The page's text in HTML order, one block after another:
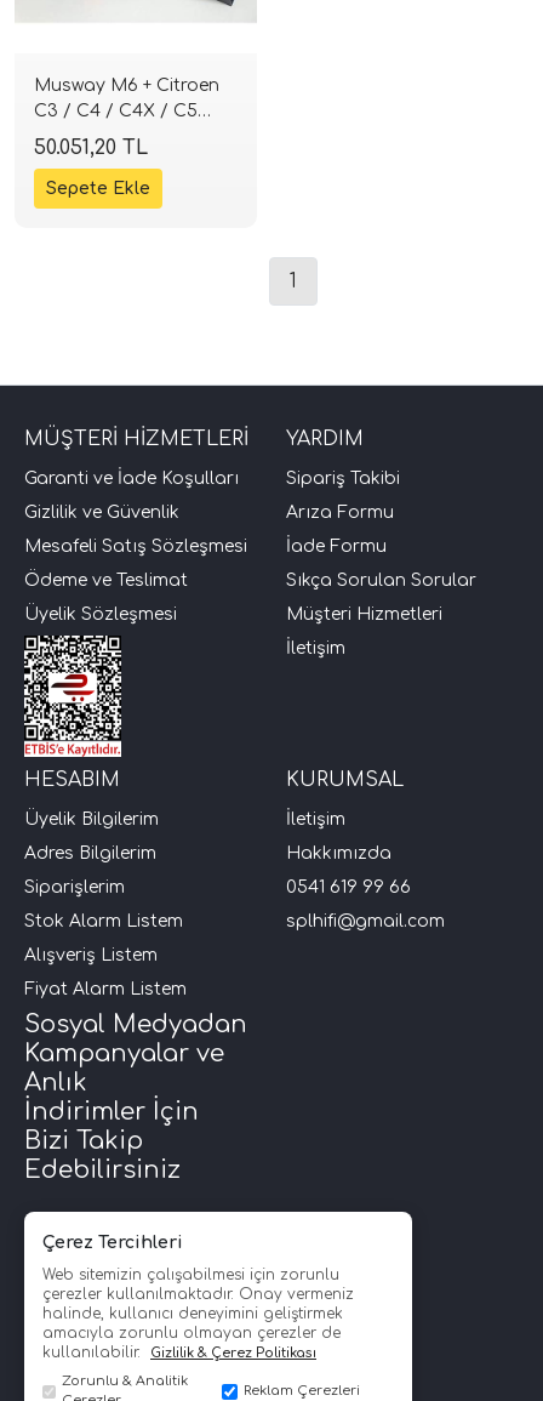
Modelleri
Setleri)
Arac Baslari)
Performans)
Musway M6 + Citroen
C3 / C4 / C4X / C5
Aircross Tak-Çalıştır
DSP'li Amfi Kiti |
SPLHIFI
50.051,20 TL
1
MÜŞTERİ HİZMETLERİ
Garanti ve İade Koşulları
Gizlilik ve Güvenlik
Mesafeli Satış Sözleşmesi
Ödeme ve Teslimat
Üyelik Sözleşmesi
YARDIM
Sipariş Takibi
Arıza Formu
İade Formu
Sıkça Sorulan Sorular
Müşteri Hizmetleri
İletişim
HESABIM
Üyelik Bilgilerim
Adres Bilgilerim
Siparişlerim
Stok Alarm Listem
Alışveriş Listem
Fiyat Alarm Listem
KURUMSAL
İletişim
Hakkımızda
0541 619 99 66
splhifi@gmail.com
Sosyal Medyadan
Kampanyalar ve
Anlık
İndirimler İçin
Bizi Takip
Edebilirsiniz
Çerez Tercihleri
Web sitemizin çalışabilmesi için zorunlu
çerezler kullanılmaktadır. Onay vermeniz
halinde, kullanıcı deneyimini geliştirmek
amacıyla zorunlu olmayan çerezler de
kullanılabilir.
Gizlilik & Çerez Politikası
Zorunlu & Analitik
Reklam Çerezleri